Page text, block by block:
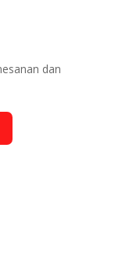
dan